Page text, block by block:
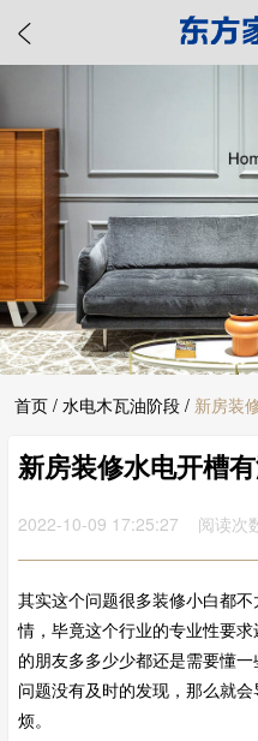
首页 / 水电木瓦油阶段 / 新房装
新房装修水电开槽
2022-10-09 17:25:27 阅读次
其实这个问题很多装修小白都
情，毕竟这个行业的专业性要
的朋友多多少少都还是需要懂
问题没有及时的发现，那么就
烦。